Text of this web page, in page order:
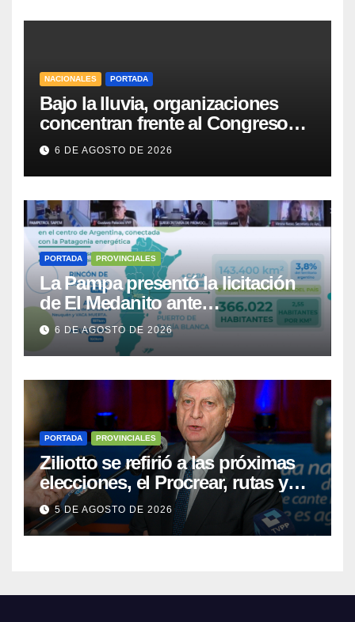
NACIONALES PORTADA
Bajo la lluvia, organizaciones
concentran frente al Congreso
contra de la Ley de Propiedad
6 DE AGOSTO DE 2026
PORTADA PROVINCIALES
La Pampa presentó la licitación
de El Medanito ante
representaciones diplomáticas
6 DE AGOSTO DE 2026
PORTADA PROVINCIALES
Ziliotto se refirió a las próximas
elecciones, el Procrear, rutas y
Vaca Muerta
5 DE AGOSTO DE 2026